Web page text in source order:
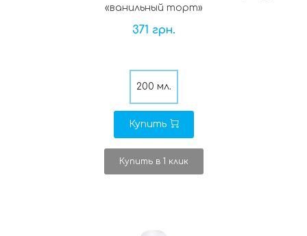
«ванильный торт»
371 грн.
200 мл.
Купить
Купить в 1 клик